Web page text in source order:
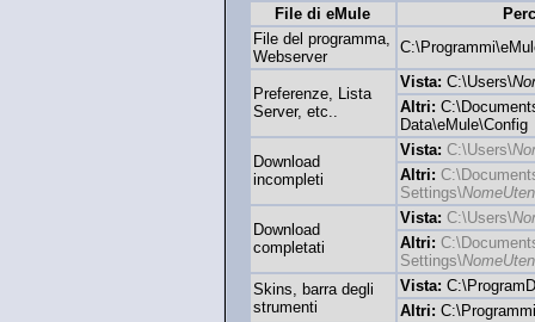
File di eMule
File del programma,
Webserver
Preferenze, Lista
Server, etc..
Vista: C:\Users\
Altri:
Data\eMule\Config
Download
incompleti
Vista: C:\Users\
Altri:
Settings\
Download
completati
Vista: C:\Users\
Altri:
Settings\
Skins, barra degli
strumenti
Vista:
Altri: